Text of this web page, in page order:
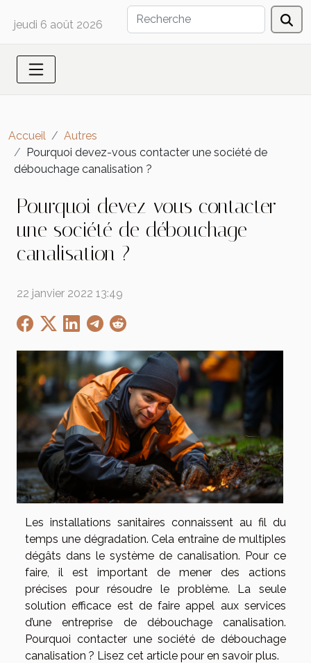
jeudi 6 août 2026
Accueil
Autres
Pourquoi devez-vous contacter une société de
débouchage canalisation ?
Pourquoi devez-vous contacter
une société de débouchage
canalisation ?
22 janvier 2022 13:49
Les installations sanitaires connaissent au fil du
temps une dégradation. Cela entraîne de multiples
dégâts dans le système de canalisation. Pour ce
faire, il est important de mener des actions
précises pour résoudre le problème. La seule
solution efficace est de faire appel aux services
d’une entreprise de débouchage canalisation.
Pourquoi contacter une société de débouchage
canalisation ? Lisez cet article pour en savoir plus.